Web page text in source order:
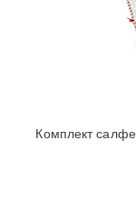
Комплект